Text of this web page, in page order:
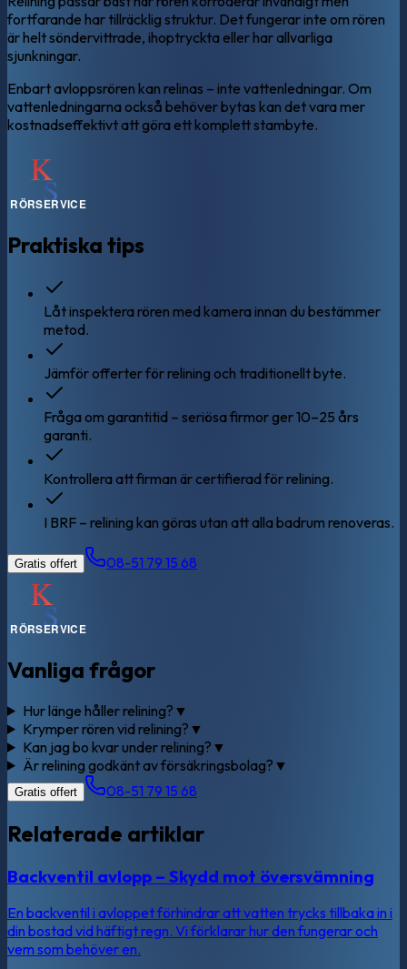
fortfarande har tillräcklig struktur. Det fungerar inte om rören
är helt söndervittrade, ihoptryckta eller har allvarliga
sjunkningar.
Enbart avloppsrören kan relinas – inte vattenledningar. Om
vattenledningarna också behöver bytas kan det vara mer
kostnadseffektivt att göra ett komplett stambyte.
Praktiska tips
Låt inspektera rören med kamera innan du bestämmer
metod.
Jämför offerter för relining och traditionellt byte.
Fråga om garantitid – seriösa firmor ger 10–25 års
garanti.
Kontrollera att firman är certifierad för relining.
I BRF – relining kan göras utan att alla badrum renoveras.
Gratis offert 08-51 79 15 68
Vanliga frågor
Hur länge håller relining? ▼
Krymper rören vid relining? ▼
Kan jag bo kvar under relining? ▼
Är relining godkänt av försäkringsbolag? ▼
Gratis offert 08-51 79 15 68
Relaterade artiklar
Backventil avlopp – Skydd mot översvämning
En backventil i avloppet förhindrar att vatten trycks tillbaka in i
din bostad vid häftigt regn. Vi förklarar hur den fungerar och
vem som behöver en.